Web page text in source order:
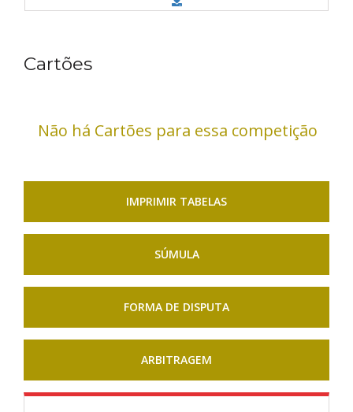
Cartões
Não há Cartões para essa competição
IMPRIMIR TABELAS
SÚMULA
FORMA DE DISPUTA
ARBITRAGEM